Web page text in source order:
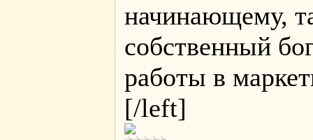
начинающему,
собственный
работы в
[/left]